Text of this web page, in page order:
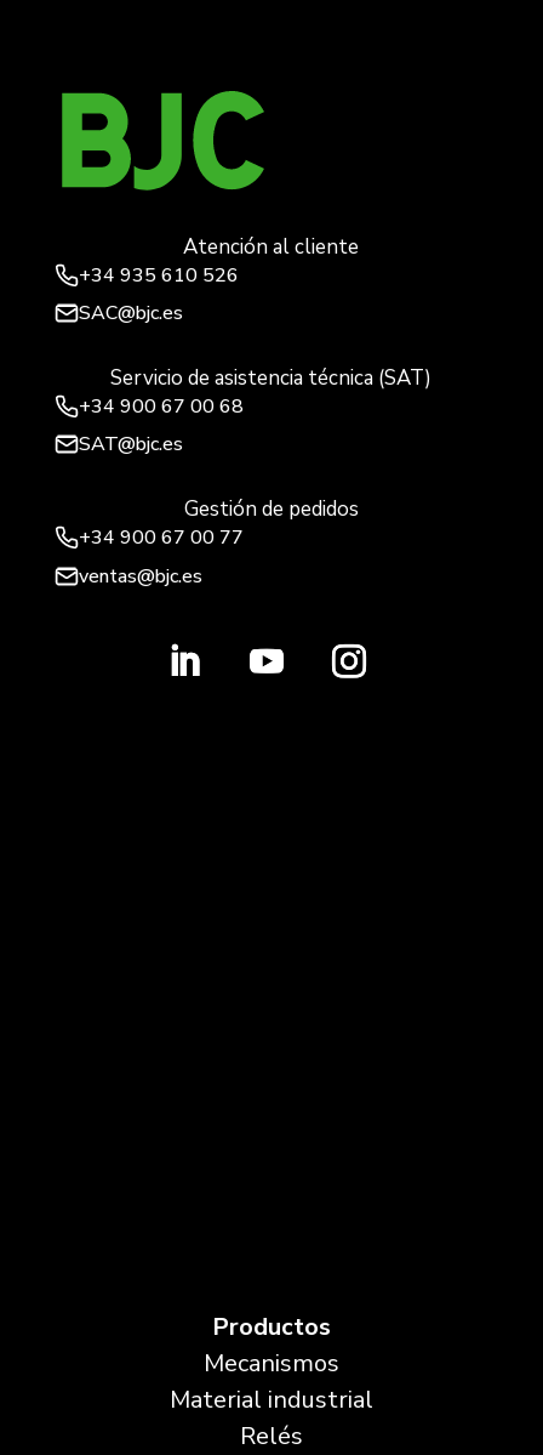
Atención al cliente
+34 935 610 526
SAC@bjc.es
Servicio de asistencia técnica (SAT)
+34 900 67 00 68
SAT@bjc.es
Gestión de pedidos
+34 900 67 00 77
ventas@bjc.es
Productos
Mecanismos
Material industrial
Relés